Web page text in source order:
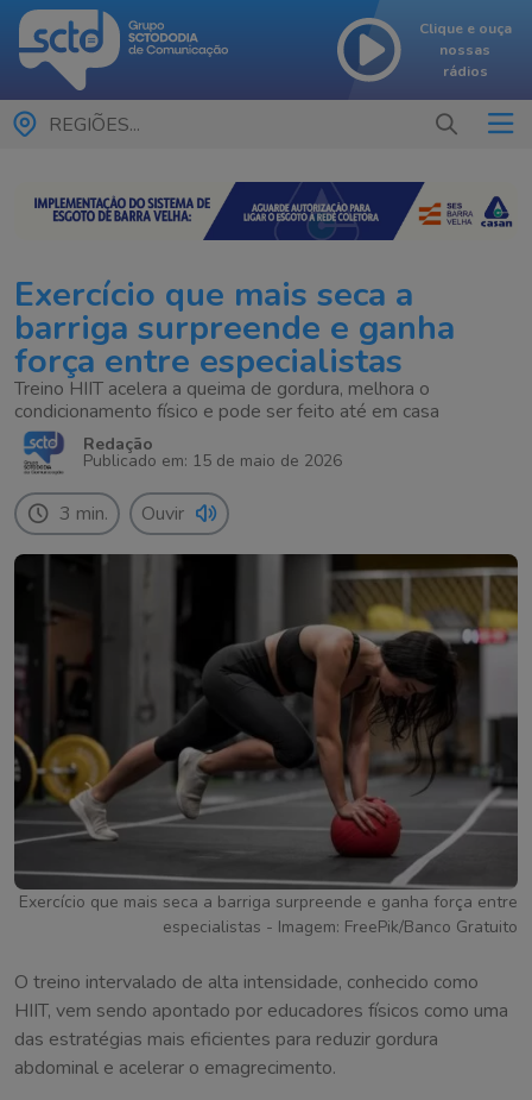
Clique e ouça
nossas
rádios
REGIÕES...
Exercício que mais seca a
barriga surpreende e ganha
força entre especialistas
Treino HIIT acelera a queima de gordura, melhora o
condicionamento físico e pode ser feito até em casa
Redação
Publicado em: 15 de maio de 2026
3 min. Ouvir
Exercício que mais seca a barriga surpreende e ganha força entre
especialistas - Imagem: FreePik/Banco Gratuito
O treino intervalado de alta intensidade, conhecido como
HIIT, vem sendo apontado por educadores físicos como uma
das estratégias mais eficientes para reduzir gordura
abdominal e acelerar o emagrecimento.